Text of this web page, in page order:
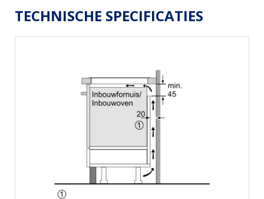
TECHNISCHE SPECIFICATIES